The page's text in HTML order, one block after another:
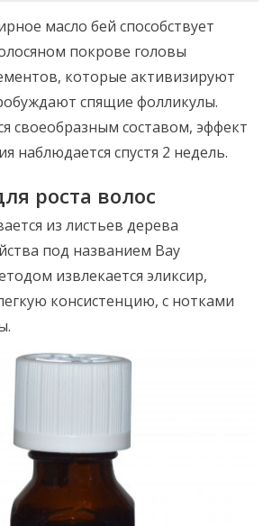
масло бей способствует
покрове головы
которые активизируют
спящие фолликулы.
своеобразным составом, эффект
наблюдается спустя 2 недель.
роста волос
из листьев дерева
под названием Bay
извлекается эликсир,
консистенцию, с нотками